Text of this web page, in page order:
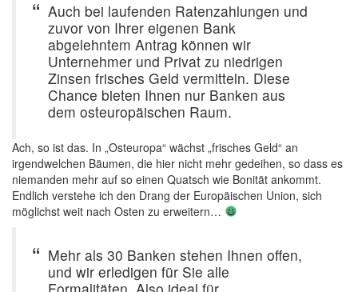
Auch bei laufenden Ratenzahlungen und
zuvor von Ihrer eigenen Bank
abgelehntem Antrag können wir
Unternehmer und Privat zu niedrigen
Zinsen frisches Geld vermitteln. Diese
Chance bieten Ihnen nur Banken aus
dem osteuropäischen Raum.
Ach, so ist das. In „Osteuropa“ wächst „frisches Geld“ an
irgendwelchen Bäumen, die hier nicht mehr gedeihen, so dass es
niemanden mehr auf so einen Quatsch wie Bonität ankommt.
Endlich verstehe ich den Drang der Europäischen Union, sich
möglichst weit nach Osten zu erweitern…
Mehr als 30 Banken stehen Ihnen offen,
und wir erledigen für Sie alle